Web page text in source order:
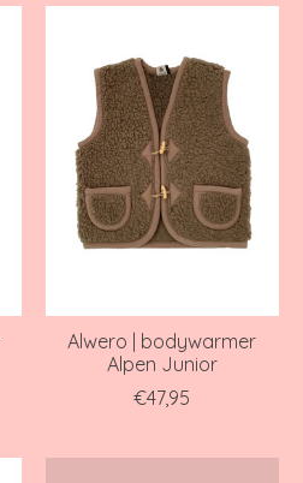
Alwero | bodywarmer
Alpen Junior
€47,95